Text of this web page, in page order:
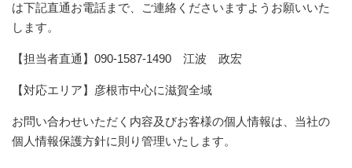
は下記直通お電話まで、ご連絡くださいますようお願いいた
します。
【担当者直通】090-1587-1490 江波 政宏
【対応エリア】彦根市中心に滋賀全域
お問い合わせいただく内容及びお客様の個人情報は、当社の
個人情報保護方針に則り管理いたします。